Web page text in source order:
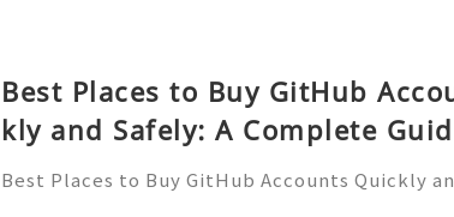
Best Places to Buy GitHub
kly and Safely: A Complete
Best Places to Buy GitHub Accounts Quickly